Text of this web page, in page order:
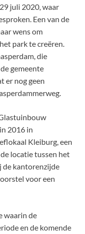
juli 2020, waar
Een van de
wens om
park te creëren.
die
gemeente
er nog geen
2016 in
Kleiburg, een
locatie tussen het
de kantorenzijde
voor een
waarin de
en de komende